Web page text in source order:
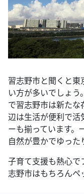
習志野市と聞くと
い方が多いでしょ
で習志野市は新たな
辺は生活が便利で活
ーも揃っています。
自然が豊かでゆった
子育て支援も熱心で
志野市はもちろんペ